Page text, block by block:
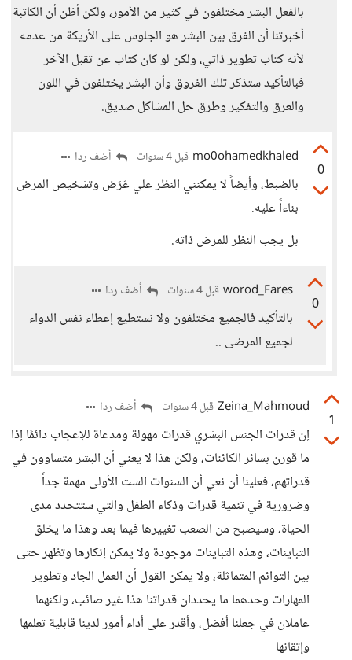
بالفعل البشر مختلفون في كثير من الأمور، ولكن أظن أن الكاتبة
أخبرتنا أن الفرق بين البشر هو الجلوس على الأريكة من عدمه
لأنه كتاب تطوير ذاتي، ولكن لو كان كتاب عن تقبل الآخر
فبالتأكيد ستذكر تلك الفروق وأن البشر يختلفون في اللون
والعرق والتفكير وطرق حل المشاكل صديق.
0
mo0ohamedkhaled قبل 4 سنوات أضف ردا
بالضبط، وأيضاً لا يمكنني النظر علي عَرَض وتشخيص المرض
بناءاً عليه.
بل يجب النظر للمرض ذاته.
0
worod_Fares قبل 4 سنوات أضف ردا
بالتأكيد فالجميع مختلفون ولا نستطيع إعطاء نفس الدواء
لجميع المرضى ..
1
Zeina_Mahmoud قبل 4 سنوات أضف ردا
إن قدرات الجنس البشري قدرات مهولة ومدعاة للإعجاب دائمًا إذا
ما قورن بسائر الكائنات، ولكن هذا لا يعني أن البشر متساوون في
قدراتهم، فعلينا أن نعي أن السنوات الست الأولى مهمة جداً
وضرورية في تنمية قدرات وذكاء الطفل والتي ستتحدد مدى
الحياة، وسيصبح من الصعب تغييرها فيما بعد وهذا ما يخلق
التباينات، وهذه التباينات موجودة ولا يمكن إنكارها وتظهر حتى
بين التوائم المتماثلة، ولا يمكن القول أن العمل الجاد وتطوير
المهارات وحدهما ما يحددان قدراتنا هذا غير صائب، ولكنهما
عاملان في جعلنا أفضل، وأقدر على أداء أمور لدينا قابلية تعلمها
وإتقانها